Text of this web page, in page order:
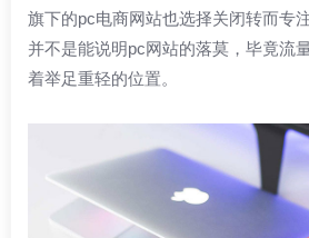
旗下的pc电商网站也选择关闭转而专
并不是能说明pc网站的落莫，毕竟流
着举足重轻的位置。